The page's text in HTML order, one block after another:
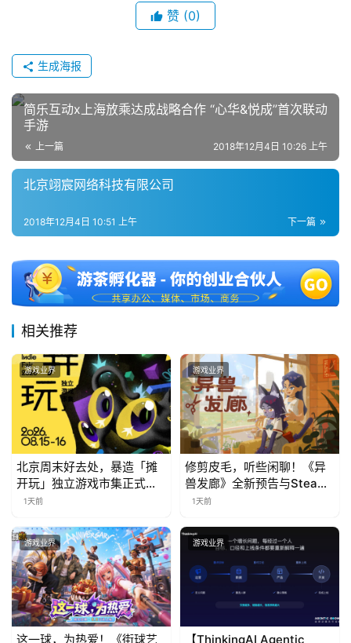
7
月
0
日
游
对
接
会
上
海
中
文
中
国
)
赞 (0)
生成海报
简乐互动x上海放乘达成战略合作 “心华&悦成”首次联动
手游
上一篇 2018年12月4日 10:26 上午
北京翊宸网络科技有限公司
下一篇
2018年12月4日 10:51 上午
相关推荐
游戏业界
北京周末好去处，暴造「摊
开玩」独立游戏市集正式开
票！
1天前
游戏业界
修剪皮毛，听些闲聊！《异
兽发廊》全新预告与Steam
免费试玩公开
1天前
游戏业界
这一球，为热爱！《街球艺
游戏业界
【ThinkingAI Agentic